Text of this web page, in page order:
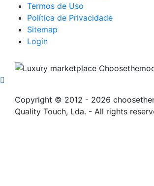
Termos de Uso
Política de Privacidade
Sitemap
Login
Copyright © 2012 - 2026
Quality Touch, Lda. - All rights